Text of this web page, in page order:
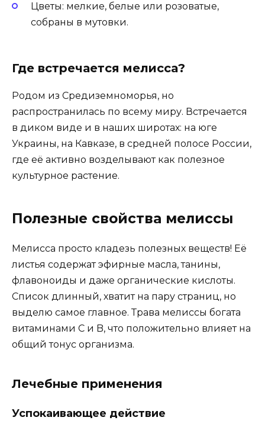
Цветы: мелкие, белые или розоватые,
собраны в мутовки.
Где встречается мелисса?
Родом из Средиземноморья, но
распространилась по всему миру. Встречается
в диком виде и в наших широтах: на юге
Украины, на Кавказе, в средней полосе России,
где её активно возделывают как полезное
культурное растение.
Полезные свойства мелиссы
Мелисса просто кладезь полезных веществ! Её
листья содержат эфирные масла, танины,
флавоноиды и даже органические кислоты.
Список длинный, хватит на пару страниц, но
выделю самое главное. Трава мелиссы богата
витаминами C и B, что положительно влияет на
общий тонус организма.
Лечебные применения
Успокаивающее действие